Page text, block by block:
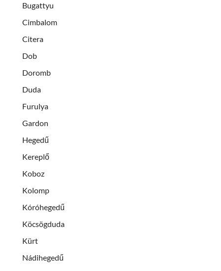
Bugattyu
Cimbalom
Citera
Dob
Doromb
Duda
Furulya
Gardon
Hegedű
Kereplő
Koboz
Kolomp
Kóróhegedű
Köcsögduda
Kürt
Nádihegedű